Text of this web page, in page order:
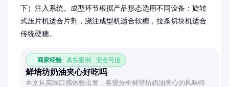
下）注入系统。成型环节根据产品形态选用不同设备：旋转
式压片机适合片剂，浇注成型机适合软糖，拉条切块机适合
传统硬糖。
商家经验 真实案例 · 安全可信
鲜培坊奶油夹心好吃吗
本文从实际口感体验出发，客观分析鲜培坊奶油夹心的风味特